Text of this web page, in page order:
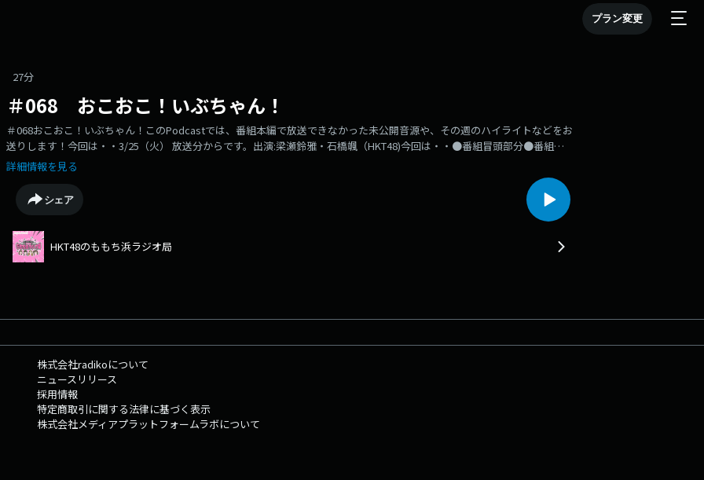
プラン変更
27分
＃068 おこおこ！いぶちゃん！
＃068おこおこ！いぶちゃん！このPodcastでは、番組本編で放送できなかった未公開音源や、その週のハイライトなどをお
送りします！今回は・・3/25（火） 放送分からです。出演:梁瀬鈴雅・石橋颯（HKT48)今回は・・●番組冒頭部分●番組
①「HKT48 舞台裏にゅ～す」●番組②「おこおこ！いぶちゃん！」ラジオ・radikoで「HKT48のももち浜ラジオ局」本放送も
お楽しみください。毎週火曜23:30～RKBラジオで超絶OA中！！
詳細情報を見る
シェア
HKT48のももち浜ラジオ局
株式会社radikoについて
ニュースリリース
採用情報
特定商取引に関する法律に基づく表示
株式会社メディアプラットフォームラボについて